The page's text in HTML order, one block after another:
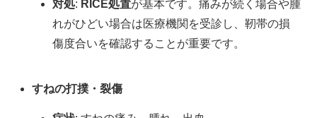
対処: RICE処置が基本です。痛みが続く場合や腫
れがひどい場合は医療機関を受診し、靭帯の損
傷度合いを確認することが重要です。
すねの打撲・裂傷